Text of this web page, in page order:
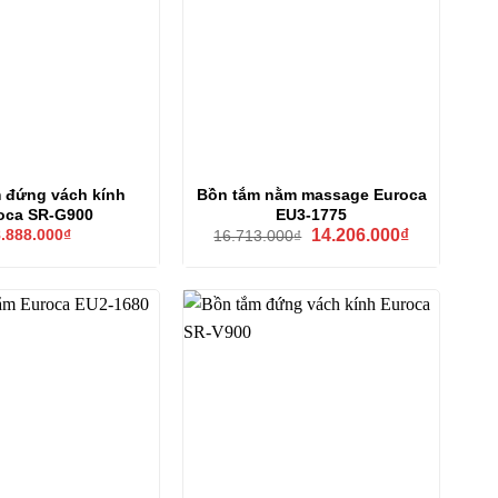
đứng vách kính
SR-G900
₫
Bồn tắm nằm massage Euroca
EU3-1775
16.713.000₫
Giá
14.206.000₫Giá